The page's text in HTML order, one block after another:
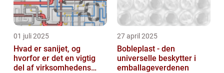
01 juli 2025
Hvad er sanijet, og
hvorfor er det en vigtig
del af virksomhedens
27 april 2025
Bobleplast - den
universelle beskytter i
emballageverdenen